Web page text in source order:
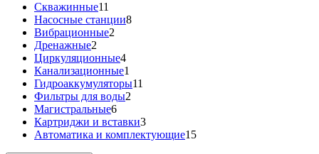
Скважинные11
Насосные станции8
Вибрационные2
Дренажные2
Циркуляционные4
Канализационные1
Гидроаккумуляторы11
Фильтры для воды2
Магистральные6
Картриджи и вставки3
Автоматика и комплектующие15